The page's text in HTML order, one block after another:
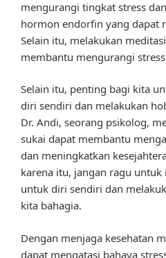
mengurangi tingkat stress
hormon endorfin yang dapat
Selain itu, melakukan
membantu mengurangi
Selain itu, penting bagi kita
diri sendiri dan melakukan
Dr. Andi, seorang psikolog,
sukai dapat membantu
dan meningkatkan
karena itu, jangan ragu
untuk diri sendiri dan
kita bahagia.
Dengan menjaga kesehatan
dapat mengatasi bahaya